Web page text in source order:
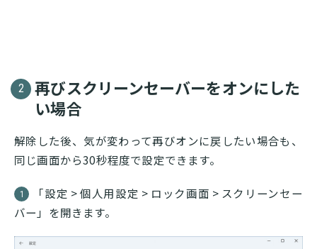
2
再びスクリーンセーバーをオンにした
い場合
解除した後、気が変わって再びオンに戻したい場合も、
同じ画面から30秒程度で設定できます。
1
「設定 > 個人用設定 > ロック画面 > スクリーンセー
バー」を開きます。